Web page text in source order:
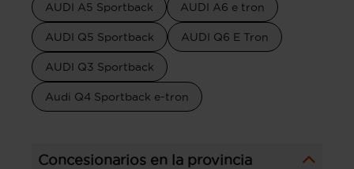
AUDI A5 Sportback AUDI A6 e tron
AUDI Q5 Sportback AUDI Q6 E Tron
AUDI Q3 Sportback
Audi Q4 Sportback e-tron
Concesionarios en la provincia